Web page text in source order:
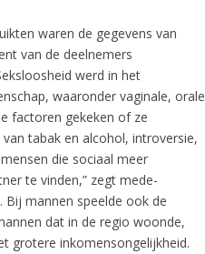
waren de gegevens van
van de deelnemers
werd in het
waaronder vaginale, orale
factoren gekeken of ze
tabak en alcohol, introversie,
die sociaal meer
te vinden,” zegt mede-
Bij mannen speelde ook de
dat in de regio woonde,
grotere inkomensongelijkheid.